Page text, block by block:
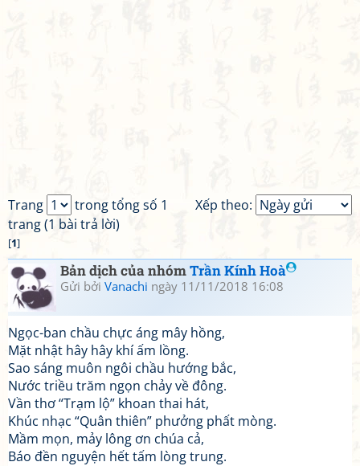
Xếp theo:
Trang
trong tổng số 1
trang (1 bài trả lời)
[1]
Bản dịch của nhómTrần Kính Hoà
Gửi bởi Vanachi ngày 11/11/2018 16:08
Ngọc-ban chầu chực áng mây hồng,
Mặt nhật hây hây khí ấm lồng.
Sao sáng muôn ngôi chầu hướng bắc,
Nước triều trăm ngọn chảy về đông.
Vần thơ “Trạm lộ” khoan thai hát,
Khúc nhạc “Quân thiên” phưởng phất mòng.
Mầm mọn, mảy lông ơn chúa cả,
Báo đền nguyện hết tấm lòng trung.